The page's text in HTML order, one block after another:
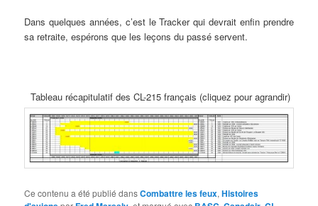
Dans quelques années, c’est le Tracker qui devrait enfin prendre
sa retraite, espérons que les leçons du passé servent.
Tableau récapitulatif des CL-215 français (cliquez pour agrandir)
Ce contenu a été publié dansCombattre les feux,Histoires